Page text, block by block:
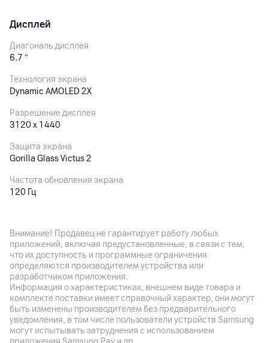
Дисплей
Диагональ дисплея
6.7 ″
Технология экрана
Dynamic AMOLED 2X
Разрешение дисплея
3120 x 1440
Защита экрана
Gorilla Glass Victus 2
Частота обновления экрана
120 Гц
Основная камера
Разрешение камеры
50Мп
Разрешение видео
8K
Внимание! Продавец не гарантирует работу любых
приложений, включая предустановленные, в связи с тем,
что их доступность и программные ограничения
определяются производителем устройства или
разработчиком приложения.
Информация о характеристиках, внешнем виде товара и
комплекте поставки имеет справочный характер, они могут
быть изменены производителем без предварительного
уведомления, в том числе пользователи устройств Samsung
могут испытывать затруднения с использованием